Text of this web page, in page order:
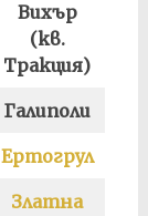
Вихър
(кв.
Тракция)
Галиполи
Ертогрул
Златна